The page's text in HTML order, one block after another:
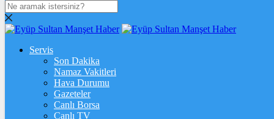
DOLAR
47,7131$% 0.16
EURO
% 0
STERLİN
% 0.08
Servis
Son Dakika
Namaz Vakitleri
Hava Durumu
Gazeteler
Canlı Borsa
Canlı TV